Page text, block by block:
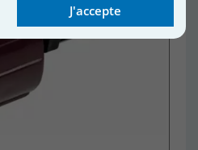
J'accepte